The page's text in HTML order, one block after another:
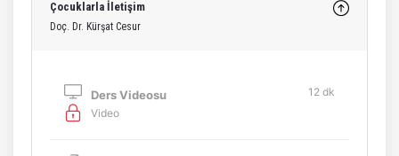
Çocuklarla İletişim
Doç. Dr. Kürşat Cesur
Ders Videosu
Video
12 dk